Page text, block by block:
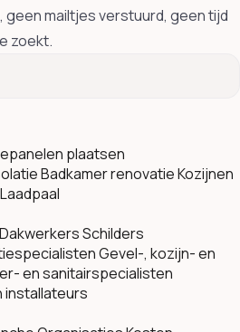
geen mailtjes verstuurd, geen tijd
zoekt.
plaatsen
Badkamer renovatieKozijnen
Laadpaal
DakwerkersSchilders
Gevel-, kozijn- en
en sanitairspecialisten
installateurs